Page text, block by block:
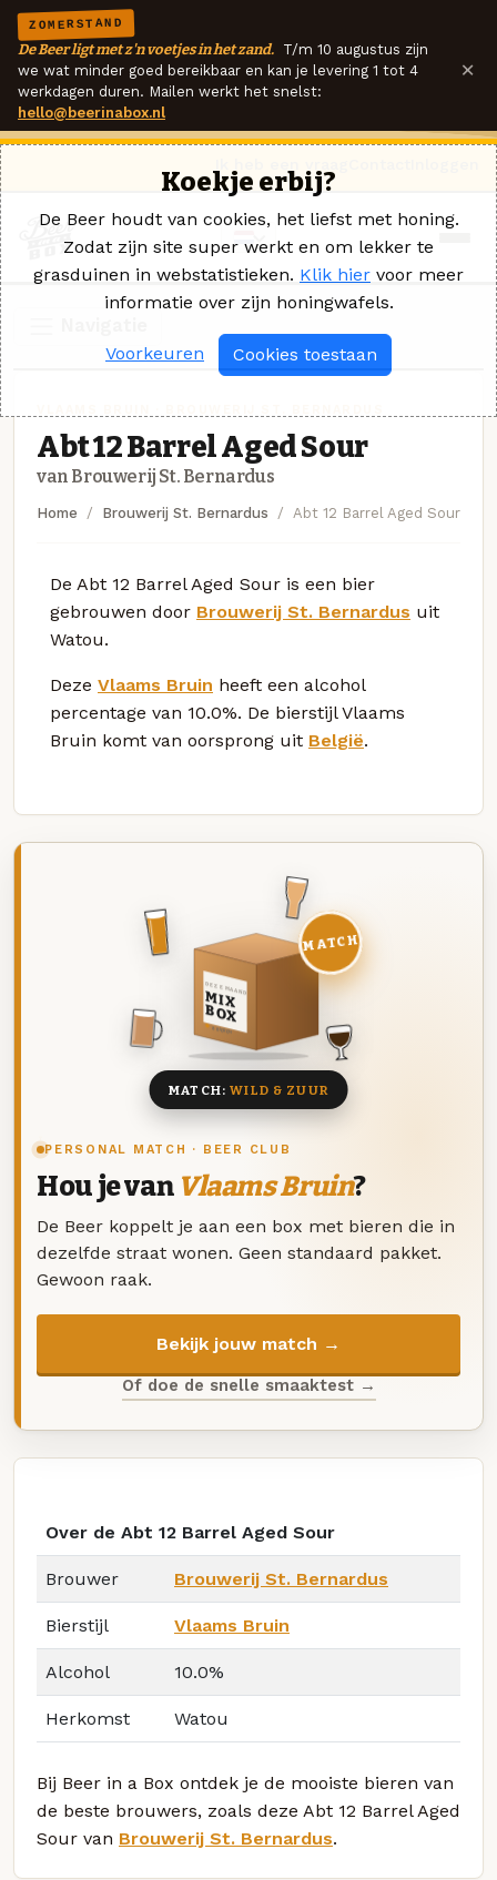
ZOMERSTAND
De Beer ligt met z'n voetjes in het zand. T/m 10 augustus zijn
we wat minder goed bereikbaar en kan je levering 1 tot 4
werkdagen duren. Mailen werkt het snelst:
hello@beerinabox.nl
×
Abt 12 Barrel Aged Sour
van Brouwerij St. Bernardus
Home Brouwerij St. Bernardus Abt 12 Barrel Aged Sour
De Abt 12 Barrel Aged Sour is een bier
gebrouwen door Brouwerij St. Bernardus uit
Watou.
Deze Vlaams Bruin heeft een alcohol
percentage van 10.0%. De bierstijl Vlaams
Bruin komt van oorsprong uit België.
PERSONAL MATCH · BEER CLUB
Hou je van Vlaams Bruin?
De Beer koppelt je aan een box met bieren die in
dezelfde straat wonen. Geen standaard pakket.
Gewoon raak.
Bekijk jouw match →
Of doe de snelle smaaktest →
DEZE MAAND
MIX
BOX
8 BIEREN
MATCH
MATCH:WILD & ZUUR
Over de Abt 12 Barrel Aged Sour
Brouwer Brouwerij St. Bernardus
Bierstijl Vlaams Bruin
Alcohol 10.0%
Herkomst Watou
Bij Beer in a Box ontdek je de mooiste bieren van
de beste brouwers, zoals deze Abt 12 Barrel Aged
Sour van Brouwerij St. Bernardus.
Koekje erbij?
De Beer houdt van cookies, het liefst met honing.
Zodat zijn site super werkt en om lekker te
grasduinen in webstatistieken. Klik hier voor meer
informatie over zijn honingwafels.
Voorkeuren Cookies toestaan